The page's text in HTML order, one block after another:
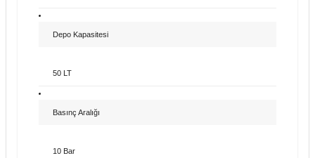
Depo Kapasitesi
50 LT
Basınç Aralığı
10 Bar